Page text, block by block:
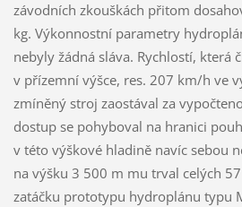
závodních zkouškách přitom
kg. Výkonnostní parametry
nebyly žádná sláva. Rychlostí, která
v přízemní výšce, res. 207 km/h ve
zmíněný stroj zaostával za
dostup se pohyboval na hranici
v této výškové hladině navíc sebou
na výšku 3 500 m mu trval celých
zatáčku prototypu hydroplánu typu